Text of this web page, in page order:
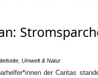
Umwelt & Natur
der Caritas